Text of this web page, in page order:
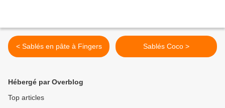
< Sablés en pâte à Fingers Sablés Coco >
Hébergé par Overblog
Top articles